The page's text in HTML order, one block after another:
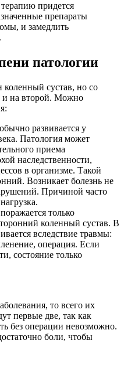
придется
препараты
и замедлить
патологии
коленный сустав, но со
и на второй. Можно
развивается у
Патология может
приема
наследственности,
в организме. Такой
Возникает болезнь не
Причиной часто
только
коленный сустав. В
вследствие травмы:
операция. Если
состояние только
то всего их
первые две, так как
без операции невозможно.
боли, чтобы